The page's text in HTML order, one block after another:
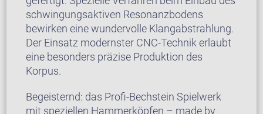
schwingungsaktiven Resonanzbodens
bewirken eine wundervolle Klangabstrahlung.
Der Einsatz modernster CNC-Technik erlaubt
eine besonders präzise Produktion des
Korpus.
Begeisternd: das Profi-Bechstein Spielwerk
mit speziellen Hammerköpfen – made by